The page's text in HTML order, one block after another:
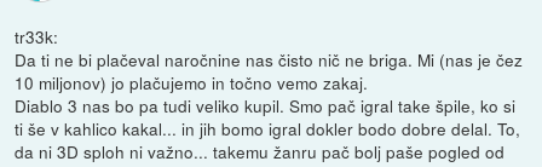
tr33k:
Da ti ne bi plačeval naročnine nas čisto nič ne briga. Mi (nas je čez
10 miljonov) jo plačujemo in točno vemo zakaj.
Diablo 3 nas bo pa tudi veliko kupil. Smo pač igral take špile, ko si
ti še v kahlico kakal... in jih bomo igral dokler bodo dobre delal. To,
da ni 3D sploh ni važno... takemu žanru pač bolj paše pogled od